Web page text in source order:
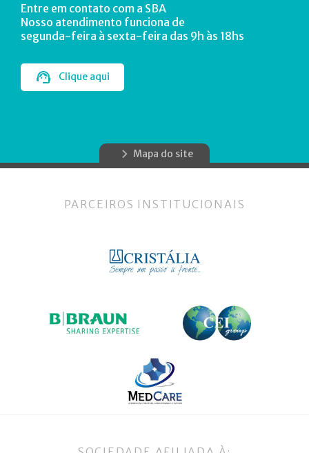
Entre em contato com a SBA
Nosso atendimento funciona de
segunda-feira à sexta-feira das 9h às 18hs
Clique aqui
Mapa do site
PARCEIROS INSTITUCIONAIS